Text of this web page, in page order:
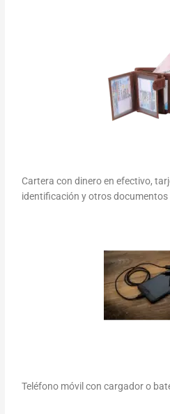
Cartera con dinero en efectivo,
identificación y otros
Teléfono móvil con cargador o